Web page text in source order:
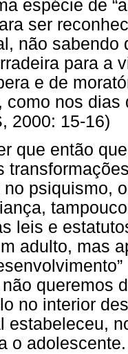
espécie de
ser
não sabendo
para a
e de
como nos
2000: 15-16)
que então
psiquismo,
leis e
adulto, mas
queremos
no interior
estabeleceu,
o adolescente.